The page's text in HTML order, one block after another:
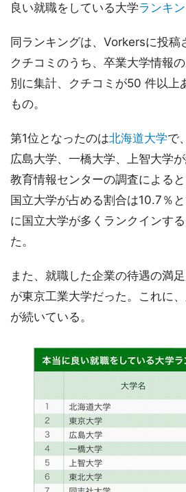
良い就職をしている大学ランキ
同ランキングは、Vorkersに投稿
クチコミのうち、卒業大学情報
別に集計、クチコミが50 件以上
もの。
第1位となったのは北海道大学で
広島大学、一橋大学、上智大学
教育情報センターの調査による
国立大学が占める割合は10.7％
に国立大学が多くランクインす
た。
また、就職した企業の待遇の満
が東京工業大学だった。これに、
が続いている。